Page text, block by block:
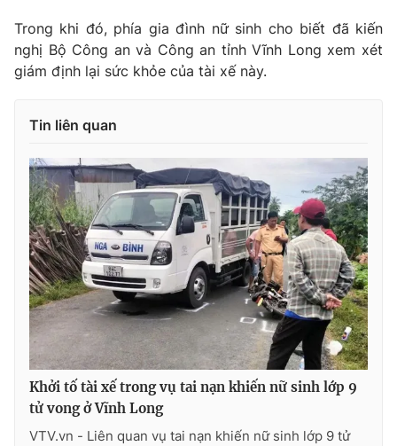
Trong khi đó, phía gia đình nữ sinh cho biết đã kiến
nghị Bộ Công an và Công an tỉnh Vĩnh Long xem xét
giám định lại sức khỏe của tài xế này.
Tin liên quan
Khởi tố tài xế trong vụ tai nạn khiến nữ sinh lớp 9
tử vong ở Vĩnh Long
VTV.vn - Liên quan vụ tai nạn khiến nữ sinh lớp 9 tử